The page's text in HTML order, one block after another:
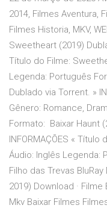
2014, Filmes Aventura,
Filmes Historia, MKV,
Sweetheart (2019)
Título do Filme:
Legenda: Português
Dublado via Torrent. »
Gênero: Romance,
Formato: Baixar Haunt
INFORMAÇÕES «
Áudio: Inglês Legenda:
Filho das Trevas
2019) Download ·
Mkv Baixar Filmes